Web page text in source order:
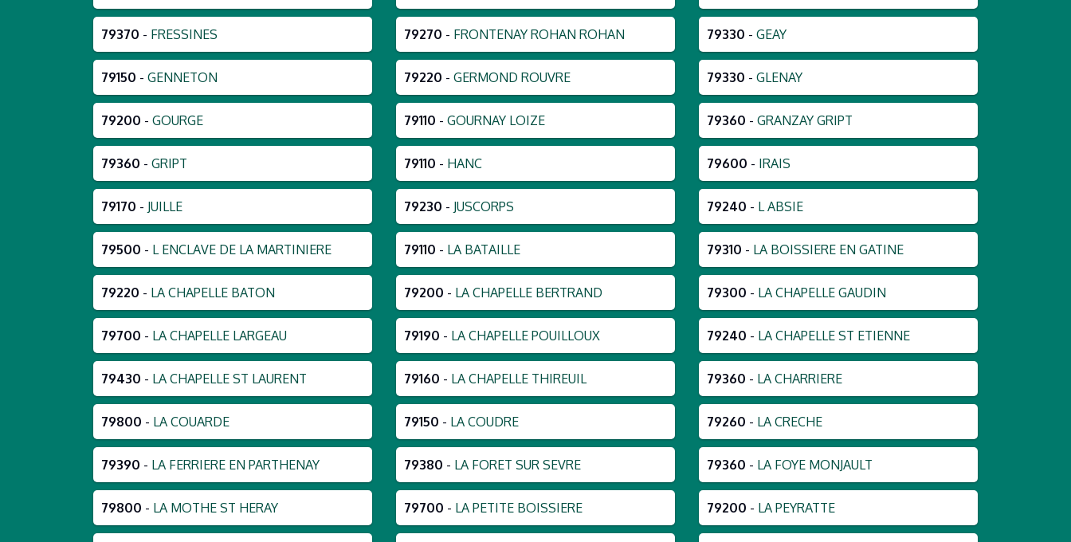
79370 - FRESSINES 79270 - FRONTENAY ROHAN ROHAN 79330 - GEAY
79150 - GENNETON 79220 - GERMOND ROUVRE 79330 - GLENAY
79200 - GOURGE 79110 - GOURNAY LOIZE 79360 - GRANZAY GRIPT
79360 - GRIPT 79110 - HANC 79600 - IRAIS
79170 - JUILLE 79230 - JUSCORPS 79240 - L ABSIE
79500 - L ENCLAVE DE LA MARTINIERE 79110 - LA BATAILLE 79310 - LA BOISSIERE EN GATINE
79220 - LA CHAPELLE BATON 79200 - LA CHAPELLE BERTRAND 79300 - LA CHAPELLE GAUDIN
79700 - LA CHAPELLE LARGEAU 79190 - LA CHAPELLE POUILLOUX 79240 - LA CHAPELLE ST ETIENNE
79430 - LA CHAPELLE ST LAURENT 79160 - LA CHAPELLE THIREUIL 79360 - LA CHARRIERE
79800 - LA COUARDE 79150 - LA COUDRE 79260 - LA CRECHE
79390 - LA FERRIERE EN PARTHENAY 79380 - LA FORET SUR SEVRE 79360 - LA FOYE MONJAULT
79800 - LA MOTHE ST HERAY 79700 - LA PETITE BOISSIERE 79200 - LA PEYRATTE